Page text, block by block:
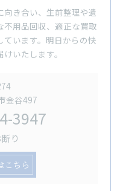
き合い、生前整理や遺
不用品回収、適正な買取
います。明日からの快
いたします。
金谷497
3947
り
こちら